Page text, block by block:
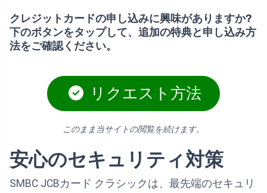
クレジットカードの申し込みに興味がありますか?
下のボタンをタップして、追加の特典と申し込み方
法をご確認ください。
リクエスト方法
このまま当サイトの閲覧を続けます。
安心のセキュリティ対策
SMBC JCBカード クラシックは、最先端のセキュリ